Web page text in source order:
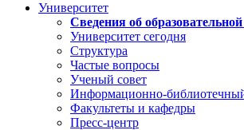
Университет
Сведения об
Университет сегодня
Структура
Частые вопросы
Ученый совет
Информационно-
Факультеты и кафедры
Пресс-центр